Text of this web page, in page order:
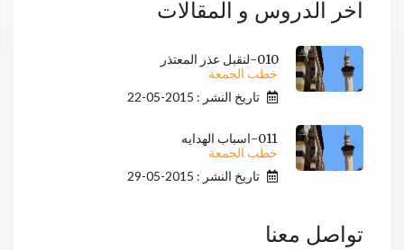
اخر الدروس و المقالات
010-لنقبل عذر المعتذر
خطب الجمعة
تاريخ النشر : 2015-05-22
011-اسباب الهدايه
خطب الجمعة
تاريخ النشر : 2015-05-29
تواصل معنا